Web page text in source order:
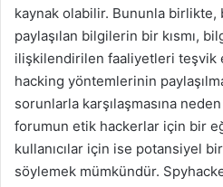
kaynak olabilir. Bununla
paylaşılan bilgilerin bir kısmı,
ilişkilendirilen faaliyetleri teşvik
hacking yöntemlerinin
sorunlarla karşılaşmasına
forumun etik hackerlar için bir
kullanıcılar için ise potansiyel
söylemek mümkündür.